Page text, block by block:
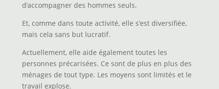
d’accompagner des hommes seuls.
Et, comme dans toute activité, elle s’est diversifiée,
mais cela sans but lucratif.
Actuellement, elle aide également toutes les
personnes précarisées. Ce sont de plus en plus des
ménages de tout type. Les moyens sont limités et le
travail explose.